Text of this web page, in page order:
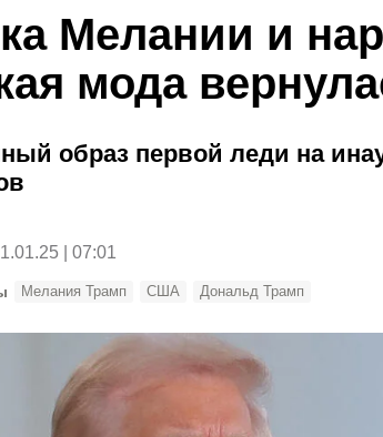
Мелании и
мода
образ первой леди на
| 07:01
Мелания Трамп США Дональд Трамп